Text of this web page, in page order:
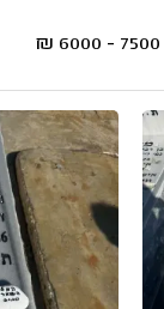
7500 - 6000
₪